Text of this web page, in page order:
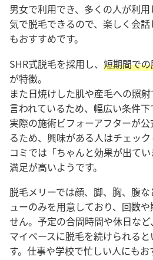
男女で利用でき、多くの人が利
気で脱毛できるので、楽しく会
もおすすめです。
SHR式脱毛を採用し、 短期間で
が特徴。
また日焼けした肌や産毛への照
言われているため、幅広い条件下
実際の施術ビフォーアフターが
るため、興味がある人はチェッ
コミでは「ちゃんと効果が出てい
満足が高いようです。
脱毛メリーでは顔、脚、胸、腹
ューのみを用意しており、回数
せん。予定の合間時間や休日な
マイペースに脱毛を続けられる
す。仕事や学校で忙しい人にもお